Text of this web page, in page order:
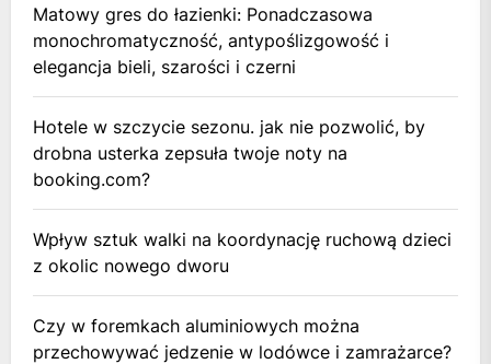
Matowy gres do łazienki: Ponadczasowa
monochromatyczność, antypoślizgowość i
elegancja bieli, szarości i czerni
Hotele w szczycie sezonu. jak nie pozwolić, by
drobna usterka zepsuła twoje noty na
booking.com?
Wpływ sztuk walki na koordynację ruchową dzieci
z okolic nowego dworu
Czy w foremkach aluminiowych można
przechowywać jedzenie w lodówce i zamrażarce?